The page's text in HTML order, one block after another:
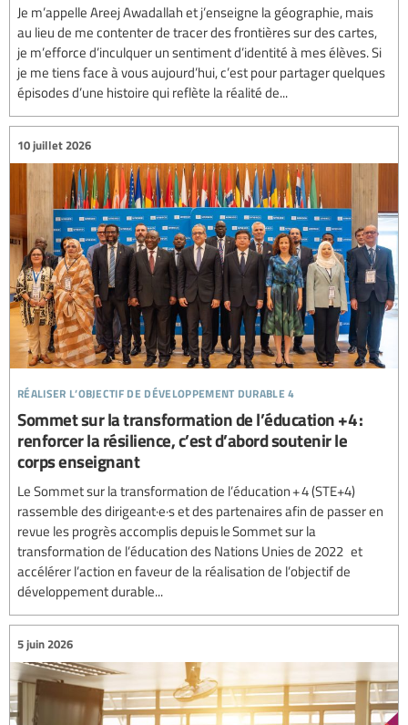
Je m’appelle Areej Awadallah et j’enseigne la géographie, mais
au lieu de me contenter de tracer des frontières sur des cartes,
je m’efforce d’inculquer un sentiment d’identité à mes élèves. Si
je me tiens face à vous aujourd’hui, c’est pour partager quelques
épisodes d’une histoire qui reflète la réalité de...
réaliser l’objectif de développement durable 4
10 juillet 2026
Sommet sur la transformation de l’éducation +4 :
renforcer la résilience, c’est d’abord soutenir le
corps enseignant
Le Sommet sur la transformation de l’éducation + 4 (STE+4)
rassemble des dirigeant·e·s et des partenaires afin de passer en
revue les progrès accomplis depuis le Sommet sur la
transformation de l’éducation des Nations Unies de 2022 et
accélérer l’action en faveur de la réalisation de l’objectif de
développement durable...
5 juin 2026